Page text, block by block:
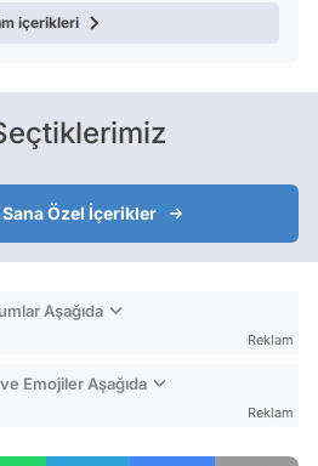
içerikleri
Sana Özel İçerikler
Aşağıda
Reklam
Emojiler Aşağıda
Reklam